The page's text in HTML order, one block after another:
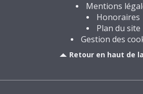
Mentions
Honoraires
Plan du site
Gestion des
Retour en haut de